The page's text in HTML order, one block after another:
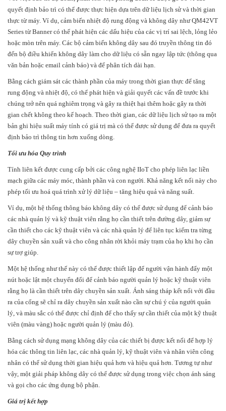
quyết định bảo trì có thể được thực hiện dựa trên dữ liệu lịch sử và thời gian
thực từ máy. Ví dụ, cảm biến nhiệt độ rung động và không dây như QM42VT
Series từ Banner có thể phát hiện các dấu hiệu của các vị trí sai lệch, lỏng lẻo
hoặc mòn trên máy. Các bộ cảm biến không dây sau đó truyền thông tin đó
đến bộ điều khiển không dây làm cho dữ liệu có sẵn ngay lập tức (thông qua
văn bản hoặc email cảnh báo) và để phân tích dài hạn.
Bằng cách giám sát các thành phần của máy trong thời gian thực để tăng
rung động và nhiệt độ, có thể phát hiện và giải quyết các vấn đề trước khi
chúng trở nên quá nghiêm trọng và gây ra thiệt hại thêm hoặc gây ra thời
gian chết không theo kế hoạch. Theo thời gian, các dữ liệu lịch sử tạo ra một
bản ghi hiệu suất máy tính có giá trị mà có thể được sử dụng để đưa ra quyết
định bảo trì thông tin hơn xuống dòng.
Tối ưu hóa Quy trình
Tính liên kết được cung cấp bởi các công nghệ IIoT cho phép liên lạc liền
mạch giữa các máy móc, thành phần và con người. Khả năng kết nối này cho
phép tối ưu hoá quá trình xử lý dữ liệu – tăng hiệu quả và năng suất.
Ví dụ, một hệ thống thông báo không dây có thể được sử dụng để cảnh báo
các nhà quản lý và kỹ thuật viên rằng họ cần thiết trên đường dây, giảm sự
cần thiết cho các kỹ thuật viên và các nhà quản lý để liên tục kiểm tra từng
dây chuyền sản xuất và cho công nhân rời khỏi máy trạm của họ khi họ cần
sự trợ giúp.
Một hệ thống như thế này có thể được thiết lập để người vận hành đẩy một
nút hoặc lật một chuyển đổi để cảnh báo người quản lý hoặc kỹ thuật viên
rằng họ là cần thiết trên dây chuyền sản xuất. Ánh sáng tháp kết nối với đầu
ra của cổng sẽ chỉ ra dây chuyền sản xuất nào cần sự chú ý của người quản
lý, và màu sắc có thể được chỉ định để cho thấy sự cần thiết của một kỹ thuật
viên (màu vàng) hoặc người quản lý (màu đỏ).
Bằng cách sử dụng mạng không dây của các thiết bị được kết nối để hợp lý
hóa các thông tin liên lạc, các nhà quản lý, kỹ thuật viên và nhân viên công
nhân có thể sử dụng thời gian hiệu quả hơn và hiệu quả hơn. Tương tự như
vậy, một giải pháp không dây có thể được sử dụng trong việc chọn ánh sáng
và gọi cho các ứng dụng bộ phận.
Giá trị kết hợp